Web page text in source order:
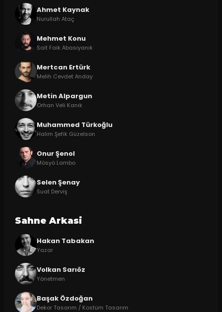
Ahmet Kaynak
Nurullah Ataç
Mehmet Konu
Sait Faik Abasıyanık
Mertcan Ertürk
Melih Cevdet Anday
Metin Alpargun
Orhan Veli Kanık
Muhammed Türkoğlu
Halim Şefik Güzelson
Onur Şenol
Mösyö Lambo
Selen Şenay
Suat Derviş
Sahne Arkasi
Hakan Tabakan
Yazar
Volkan Sarıöz
Yönetmen
Başak Özdoğan
Dekor Tasarım / Kostüm Tasarım